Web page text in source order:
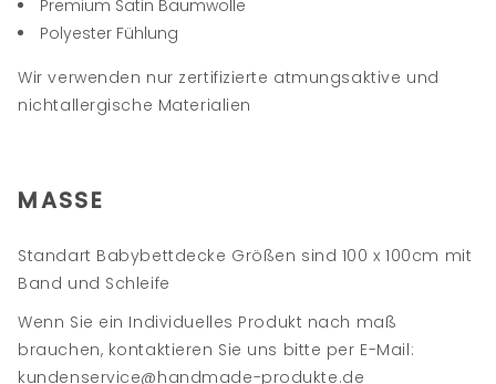
Premium Satin Baumwolle
Polyester Fühlung
Wir verwenden nur zertifizierte atmungsaktive und
nichtallergische Materialien
MASSE
Standart Babybettdecke Größen sind 100 x 100cm mit
Band und Schleife
Wenn Sie ein Individuelles Produkt nach maß
brauchen, kontaktieren Sie uns bitte per E-Mail:
kundenservice@handmade-produkte.de